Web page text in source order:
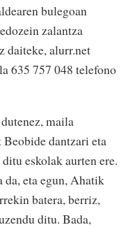
bulegoan
zalantza
daiteke, alurr.net
635 757 048 telefono
maila
dantzari eta
eskolak aurten ere.
da, eta egun, Ahatik
batera, berriz,
ditu. Bada,